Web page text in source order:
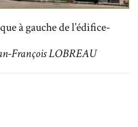
à gauche de l’édifice-
François LOBREAU